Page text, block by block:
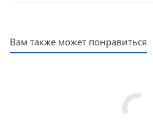
Вам также может понравиться